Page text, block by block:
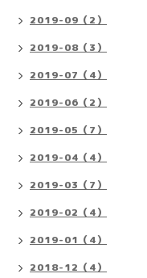
2019-09（2）
2019-08（3）
2019-07（4）
2019-06（2）
2019-05（7）
2019-04（4）
2019-03（7）
2019-02（4）
2019-01（4）
2018-12（4）